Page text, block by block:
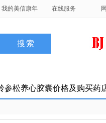
我的美信康年 在线服务
参松养心胶囊价格及购买药